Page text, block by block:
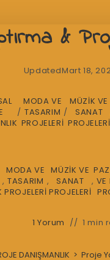
&
UpdatedMart 18,
/
MODA VE
TASARIM
PROJELERİ
/
MÜZİK VE
SANAT
PROJELERİ
,
MODA VE
TASARIM
PROJELERİ
,
MÜZİK VE
SANAT
PROJELERİ
, VE
1 Yorum 1 min
DANIŞMANLIK > Proje